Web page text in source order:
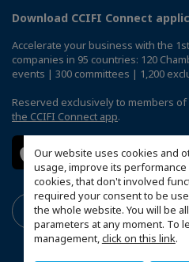
Our website uses cookies and
usage, improve its performance
cookies, that don't involved
required your consent to be
the whole website. You will be
parameters at any moment. To
management,click on this link.
Download CCIFI Connect
Accelerate your business with the
companies in 95 countries: 120
events | 300 committees | 1,200
Reserved exclusively to members of
the CCIFI Connect app.